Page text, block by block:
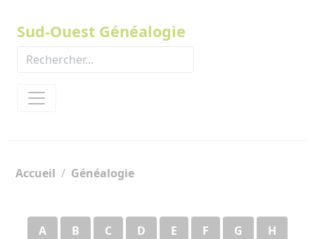
Sud-Ouest Généalogie
Accueil Généalogie
A B C D E F G
H